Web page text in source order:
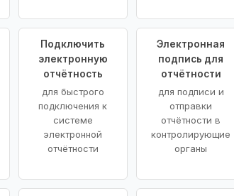
Подключить
электронную
отчётность
для быстрого
подключения к
системе
электронной
отчётности
Электронная
подпись для
отчётности
для подписи и
отправки
отчётности в
контролирующие
органы